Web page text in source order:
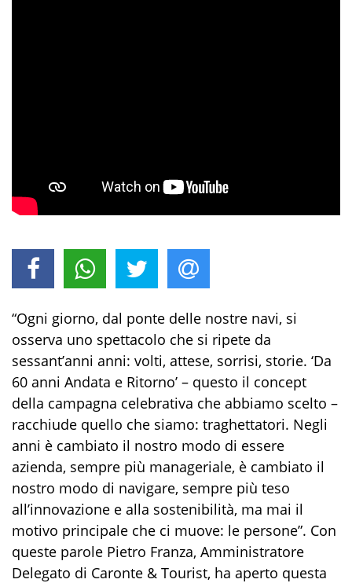
“Ogni giorno, dal ponte delle nostre navi, si
osserva uno spettacolo che si ripete da
sessant’anni anni: volti, attese, sorrisi, storie. ‘Da
60 anni Andata e Ritorno’ – questo il concept
della campagna celebrativa che abbiamo scelto –
racchiude quello che siamo: traghettatori. Negli
anni è cambiato il nostro modo di essere
azienda, sempre più manageriale, è cambiato il
nostro modo di navigare, sempre più teso
all’innovazione e alla sostenibilità, ma mai il
motivo principale che ci muove: le persone”. Con
queste parole Pietro Franza, Amministratore
Delegato di Caronte & Tourist, ha aperto questa